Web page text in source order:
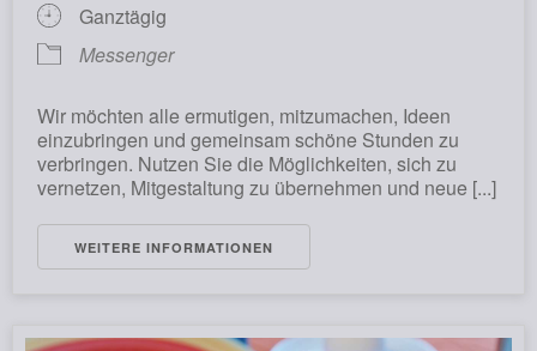
Ganztägig
Messenger
Wir möchten alle ermutigen, mitzumachen, Ideen
einzubringen und gemeinsam schöne Stunden zu
verbringen. Nutzen Sie die Möglichkeiten, sich zu
vernetzen, Mitgestaltung zu übernehmen und neue [...]
WEITERE INFORMATIONEN